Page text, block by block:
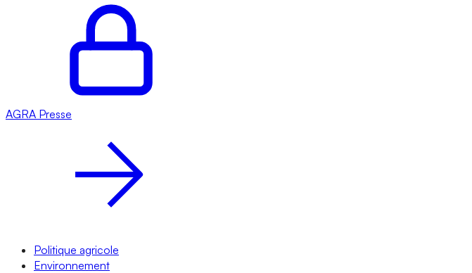
AGRA Presse
Politique agricole
Environnement